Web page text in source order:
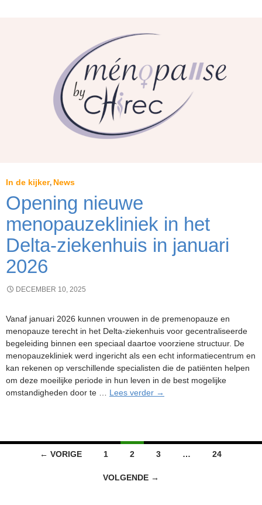
in
de
interventionele
radiologie
In de kijker, News
Opening nieuwe
menopauzekliniek in het
Delta-ziekenhuis in januari
2026
DECEMBER 10, 2025
Vanaf januari 2026 kunnen vrouwen in de premenopauze en
menopauze terecht in het Delta-ziekenhuis voor gecentraliseerde
begeleiding binnen een speciaal daartoe voorziene structuur. De
menopauzekliniek werd ingericht als een echt informatiecentrum en
kan rekenen op verschillende specialisten die de patiënten helpen
om deze moeilijke periode in hun leven in de best mogelijke
omstandigheden door te … Lees verder Opening
het
Delta-
in
→
Berichtennavigatie
← VORIGE 1 2 3 … 24
VOLGENDE →